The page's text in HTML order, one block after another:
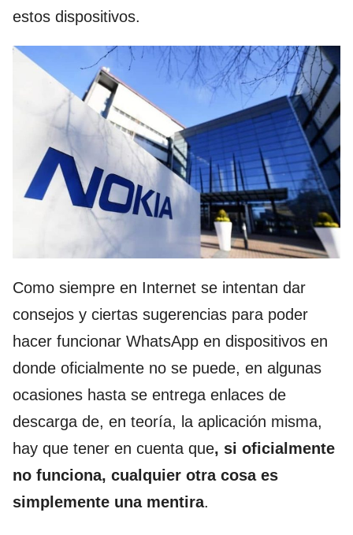
estos dispositivos.
Como siempre en Internet se intentan dar
consejos y ciertas sugerencias para poder
hacer funcionar WhatsApp en dispositivos en
donde oficialmente no se puede, en algunas
ocasiones hasta se entrega enlaces de
descarga de, en teoría, la aplicación misma,
hay que tener en cuenta que, si oficialmente
no funciona, cualquier otra cosa es
simplemente una mentira.